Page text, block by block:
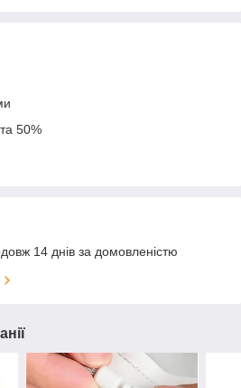
50%
14 днів за домовленістю